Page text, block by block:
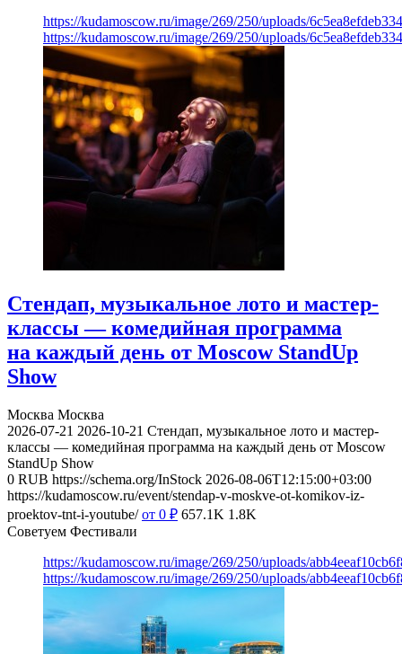
https://kudamoscow.ru/image/269/250/uploads/
https://kudamoscow.ru/image/269/250/uploads/
Стендап, музыкальное лото и мастер-
классы — комедийная программа
на каждый день от Moscow StandUp
Show
Москва Москва
2026-07-21 2026-10-21 Стендап, музыкальное лото и мастер-
классы — комедийная программа на каждый день от Moscow
StandUp Show
0 RUB https://schema.org/InStock 2026-08-06T12:15:00+03:00
https://kudamoscow.ru/event/stendap-v-moskve-ot-komikov-iz-
proektov-tnt-i-youtube/ от 0 ₽ 657.1K 1.8K
Советуем Фестивали
https://kudamoscow.ru/image/269/250/uploads/
https://kudamoscow.ru/image/269/250/uploads/